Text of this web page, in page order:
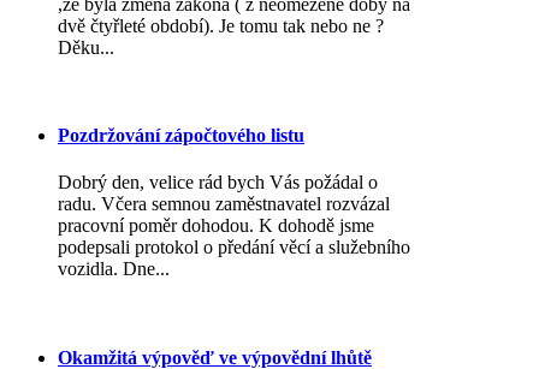
dvě čtyřleté období). Je tomu tak nebo ne ?
Děku...
Pozdržování zápočtového listu
Dobrý den, velice rád bych Vás požádal o
radu. Včera semnou zaměstnavatel rozvázal
pracovní poměr dohodou. K dohodě jsme
podepsali protokol o předání věcí a služebního
vozidla. Dne...
Okamžitá výpověď ve výpovědní lhůtě